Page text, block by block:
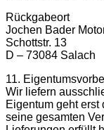
Rückgabeort
Jochen Bader
Schottstr. 13
D – 73084 Salach
11.
Wir liefern
Eigentum geht erst
seine gesamten